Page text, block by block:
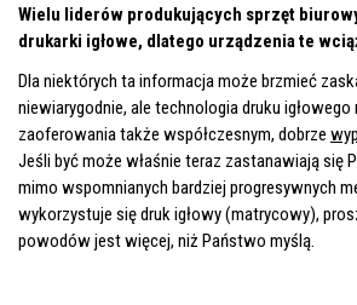
Wielu liderów produkujących sprzęt
drukarki igłowe, dlatego urządzenia te
Dla niektórych ta informacja może brzmieć
niewiarygodnie, ale technologia druku
zaoferowania także współczesnym, dobrze
Jeśli być może właśnie teraz zastanawiają się
mimo wspomnianych bardziej progresywnych
wykorzystuje się druk igłowy (matrycowy),
powodów jest więcej, niż Państwo myślą.